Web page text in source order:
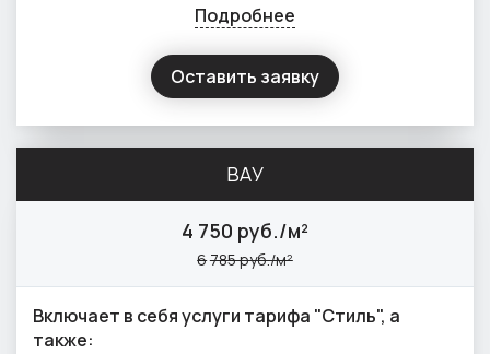
Подробнее
Оставить заявку
ВАУ
4 750 руб./м²
6785 руб./м²
Включает в себя услуги тарифа "Стиль", а
также: